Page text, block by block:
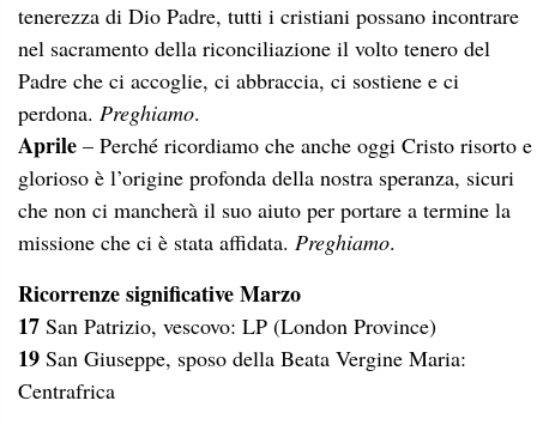
tenerezza di Dio Padre, tutti i cristiani possano incontrare
nel sacramento della riconciliazione il volto tenero del
Padre che ci accoglie, ci abbraccia, ci sostiene e ci
perdona. Preghiamo.
Aprile – Perché ricordiamo che anche oggi Cristo risorto e
glorioso è l’origine profonda della nostra speranza, sicuri
che non ci mancherà il suo aiuto per portare a termine la
missione che ci è stata affidata. Preghiamo.
Ricorrenze significative Marzo
17 San Patrizio, vescovo: LP (London Province)
19 San Giuseppe, sposo della Beata Vergine Maria:
Centrafrica